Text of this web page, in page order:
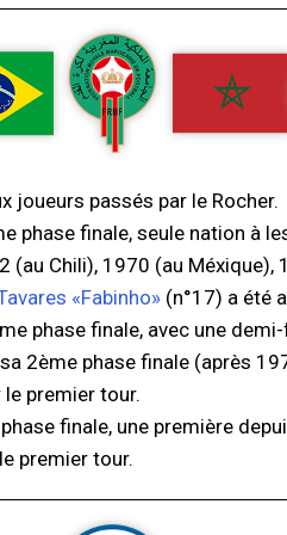
joueurs passés par le Rocher.
phase finale, seule nation à
(au Chili), 1970 (au
«Fabinho» (n°17) a été
phase finale, avec une
2ème phase finale (après
le premier tour.
finale, une première
premier tour.